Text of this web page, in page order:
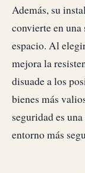
Además, su
convierte en
espacio. Al
mejora la
disuade a los
bienes más
seguridad es
entorno más